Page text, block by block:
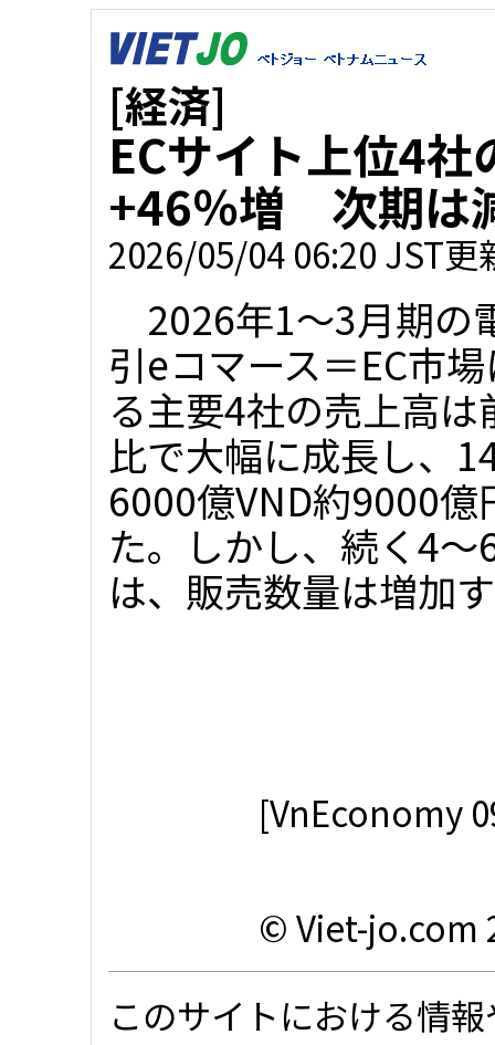
[経済]
ECサイト上位4
+46％増 次期は
2026/05/04 06:20 JST更
2026年1～3月期の
引eコマース＝EC市
る主要4社の売上高は
比で大幅に成長し、
6000億VND約9000億
た。しかし、続く4～
は、販売数量は増加
[VnEconomy
© Viet-jo.com
このサイトにおける情